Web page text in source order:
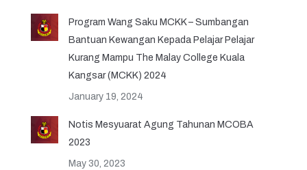
Program Wang Saku MCKK – Sumbangan
Bantuan Kewangan Kepada Pelajar Pelajar
Kurang Mampu The Malay College Kuala
Kangsar (MCKK) 2024
January 19, 2024
Notis Mesyuarat Agung Tahunan MCOBA
2023
May 30, 2023